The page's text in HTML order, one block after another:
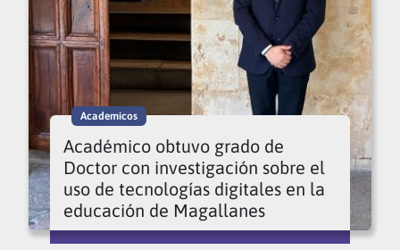
Academicos
Académico obtuvo grado de
Doctor con investigación sobre el
uso de tecnologías digitales en la
educación de Magallanes